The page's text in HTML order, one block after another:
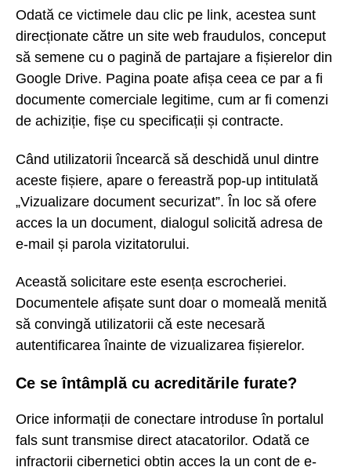
Odată ce victimele dau clic pe link, acestea sunt
direcționate către un site web fraudulos, conceput
să semene cu o pagină de partajare a fișierelor din
Google Drive. Pagina poate afișa ceea ce par a fi
documente comerciale legitime, cum ar fi comenzi
de achiziție, fișe cu specificații și contracte.
Când utilizatorii încearcă să deschidă unul dintre
aceste fișiere, apare o fereastră pop-up intitulată
„Vizualizare document securizat”. În loc să ofere
acces la un document, dialogul solicită adresa de
e-mail și parola vizitatorului.
Această solicitare este esența escrocheriei.
Documentele afișate sunt doar o momeală menită
să convingă utilizatorii că este necesară
autentificarea înainte de vizualizarea fișierelor.
Ce se întâmplă cu acreditările furate?
Orice informații de conectare introduse în portalul
fals sunt transmise direct atacatorilor. Odată ce
infractorii cibernetici obțin acces la un cont de e-